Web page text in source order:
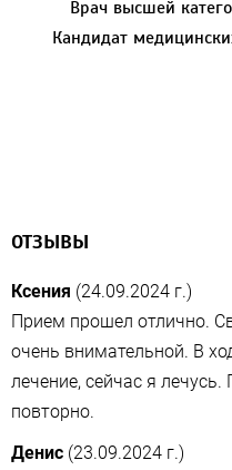
Врач высшей
Кандидат
ОТЗЫВЫ
Ксения (24.09.2024 г.)
Прием прошел отлично.
очень внимательной. В
лечение, сейчас я
повторно.
Денис (23.09.2024 г.)